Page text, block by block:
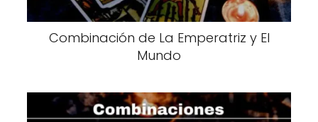
Combinación de La Emperatriz y El
Mundo